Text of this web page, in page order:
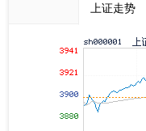
上证走势